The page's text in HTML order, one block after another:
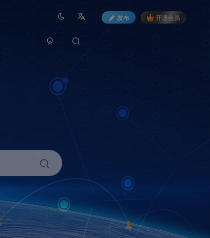
发布 开通会员